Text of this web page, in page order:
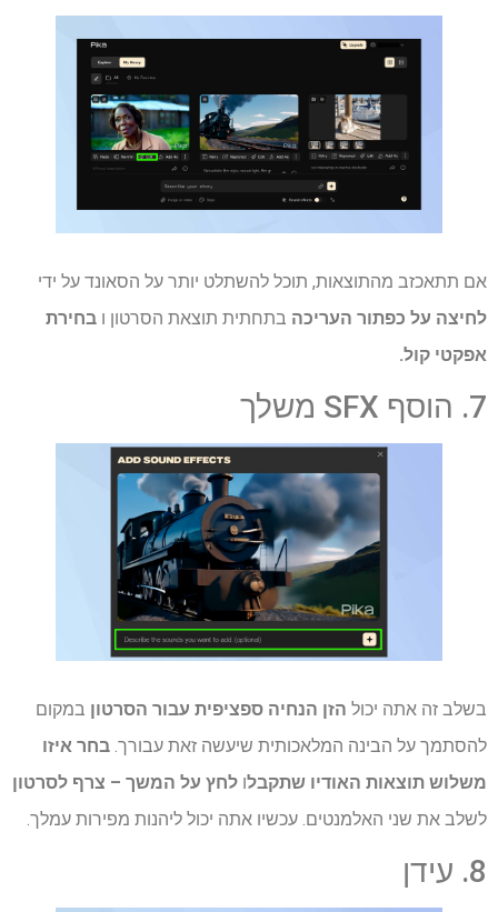
אם תתאכזב מהתוצאות, תוכל להשתלט יותר על הסאונד על ידי
לחיצה על כפתור העריכה בתחתית תוצאת הסרטון ו בחירת
אפקטי קול.
7. הוסף SFX משלך
בשלב זה אתה יכול הזן הנחיה ספציפית עבור הסרטון במקום
להסתמך על הבינה המלאכותית שיעשה זאת עבורך. בחר איזו
משלוש תוצאות האודיו שתקבלו לחץ על המשך – צרף לסרטון
לשלב את שני האלמנטים. עכשיו אתה יכול ליהנות מפירות עמלך.
8. עידן